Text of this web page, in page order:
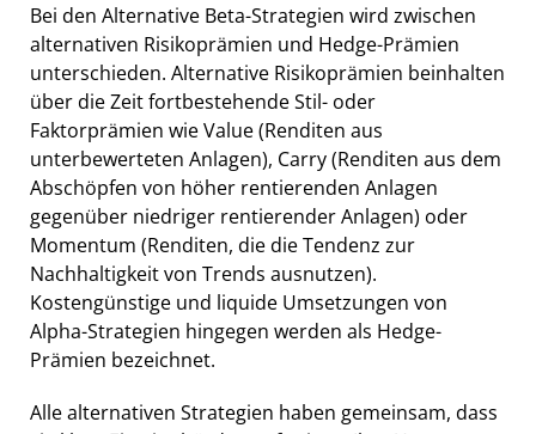
Bei den Alternative Beta-Strategien wird zwischen
alternativen Risikoprämien und Hedge-Prämien
unterschieden. Alternative Risikoprämien beinhalten
über die Zeit fortbestehende Stil- oder
Faktorprämien wie Value (Renditen aus
unterbewerteten Anlagen), Carry (Renditen aus dem
Abschöpfen von höher rentierenden Anlagen
gegenüber niedriger rentierender Anlagen) oder
Momentum (Renditen, die die Tendenz zur
Nachhaltigkeit von Trends ausnutzen).
Kostengünstige und liquide Umsetzungen von
Alpha-Strategien hingegen werden als Hedge-
Prämien bezeichnet.
Alle alternativen Strategien haben gemeinsam, dass